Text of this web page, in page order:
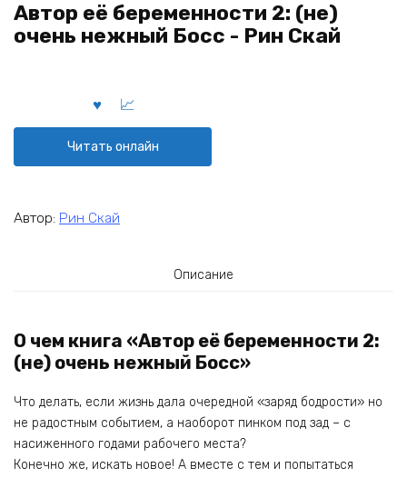
Автор её беременности 2: (не)
очень нежный Босс - Рин Скай
Читать онлайн
Автор: Рин Скай
Описание
О чем книга «Автор её беременности 2:
(не) очень нежный Босс»
Что делать, если жизнь дала очередной «заряд бодрости» но
не радостным событием, а наоборот пинком под зад – с
насиженного годами рабочего места?
Конечно же, искать новое! А вместе с тем и попытаться